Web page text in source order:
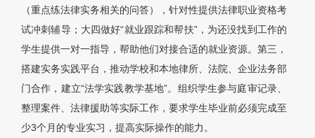
（重点练法律实务相关的问答），针对性提供法律职业资格考
试冲刺辅导；大四做好“就业跟踪和帮扶”，为还没找到工作的
学生提供一对一指导，帮助他们对接合适的就业资源。第三，
搭建实务实践平台，推动学校和本地律所、法院、企业法务部
门合作，建立“法学实践教学基地”。组织学生参与庭审记录、
整理案件、法律援助等实际工作，要求学生毕业前必须完成至
少3个月的专业实习，提高实际操作的能力。